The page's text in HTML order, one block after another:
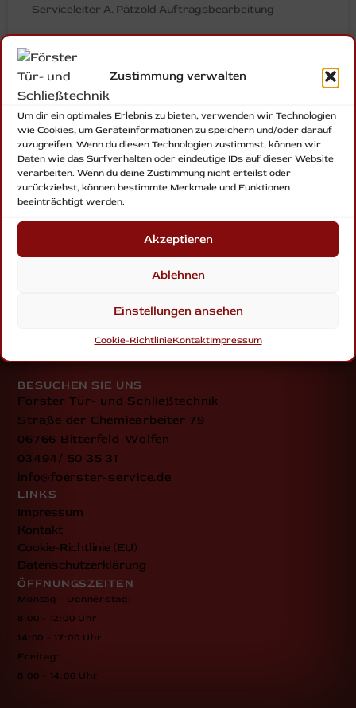
Zustimmung verwalten
Um dir ein optimales Erlebnis zu bieten, verwenden wir Technologien
wie Cookies, um Geräteinformationen zu speichern und/oder darauf
zuzugreifen. Wenn du diesen Technologien zustimmst, können wir
Daten wie das Surfverhalten oder eindeutige IDs auf dieser Website
verarbeiten. Wenn du deine Zustimmung nicht erteilst oder
zurückziehst, können bestimmte Merkmale und Funktionen
beeinträchtigt werden.
Akzeptieren
Ablehnen
Einstellungen ansehen
Cookie-RichtlinieKontaktImpressum
Serviceleiter A. Pätzold Auftragsbearbeitung
Förster Tür- und Schließtechnik – Ihr verlässlicher
Partner für innovative, sichere und
Schlösser und Zugangssysteme. Wir öffnen Ihnen
die Tür zur Zukunft mit modernster Technik,
höchster Qualität und einem Service, der auf
Vertrauen und Sicherheit setzt.
BESUCHEN SIE UNS
Förster Tür- und Schließtechnik
Straße der Chemiearbeiter 79
06766 Bitterfeld-Wolfen
03494/ 50 35 31
info@foerster-service.de
LINKS
Impressum
Kontakt
Cookie-Richtlinie (EU)
Datenschutzerklärung
ÖFFNUNGSZEITEN
Montag - Donnerstag:
8:00 - 12:00 Uhr
14:00 - 17:00 Uhr
Freitag:
8:00 - 14:00 Uhr